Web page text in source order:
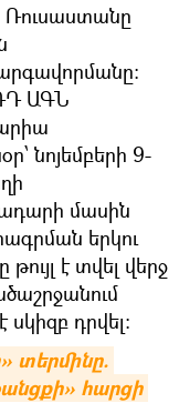
Ռուսաստանը
ԱԳՆ
նոյեմբերի 9-
մասին
երկու
է տվել վերջ
դրվել։
տերմինը.
հարցի